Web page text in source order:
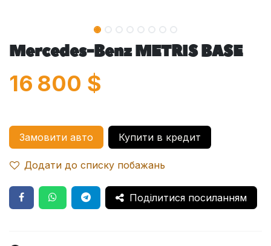
Mercedes-Benz METRIS BASE
16 800 $
Замовити авто Купити в кредит
Додати до списку побажань
Поділитися посиланням